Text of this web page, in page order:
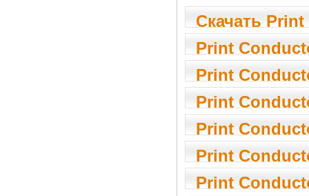
Скачать
Print
Print
Print
Print
Print
Print